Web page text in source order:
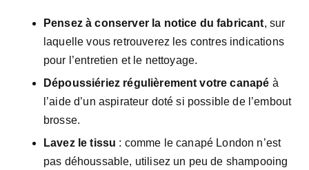
Pensez à conserver la notice du fabricant, sur
laquelle vous retrouverez les contres indications
pour l’entretien et le nettoyage.
Dépoussiériez régulièrement votre canapé à
l’aide d’un aspirateur doté si possible de l’embout
brosse.
Lavez le tissu : comme le canapé London n’est
pas déhoussable, utilisez un peu de shampooing